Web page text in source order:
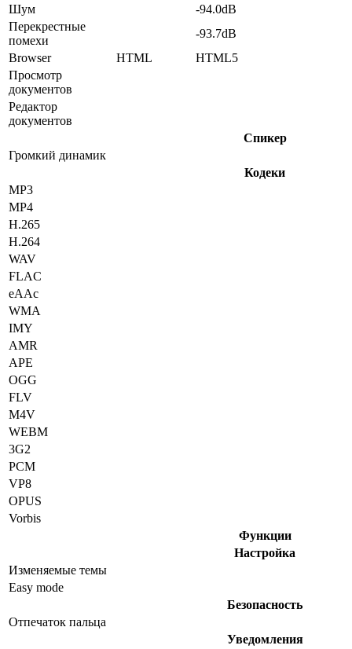
Шум
-94.0dB
Перекрестные
помехи
-93.7dB
Browser
HTML
HTML5
Просмотр
документов
Редактор
документов
Спикер
Громкий динамик
Кодеки
MP3
MP4
H.265
H.264
WAV
FLAC
eAAc
WMA
IMY
AMR
APE
OGG
FLV
M4V
WEBM
3G2
PCM
VP8
OPUS
Vorbis
Функции
Настройка
Изменяемые темы
Easy mode
Безопасность
Отпечаток пальца
Уведомления